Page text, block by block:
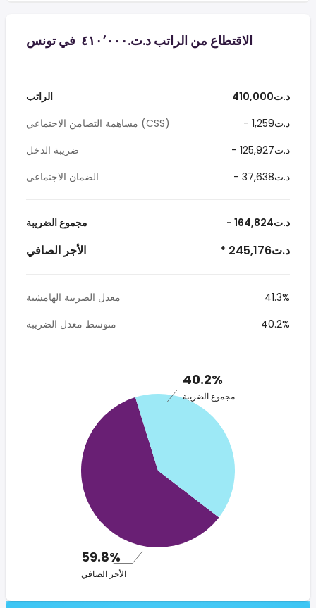
الاقتطاع من الراتب د.ت.‏٤١٠٬٠٠٠ ‏ في تونس
الراتب
410,000د.ت
مساهمة التضامن الاجتماعي (CSS)
- 1,259د.ت
ضريبة الدخل
- 125,927د.ت
الضمان الاجتماعي
- 37,638د.ت
مجموع الضريبة - 164,824د.ت
الأجر الصافي * 245,176د.ت
معدل الضريبة الهامشية
41.3%
متوسط معدل الضريبة
40.2%
40.2%
مجموع الضريبة
59.8%
الأجر الصافي